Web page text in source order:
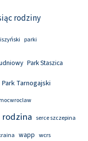
rodziny
parki
Park Staszica
Park Tarnogajski
rodzina serce szczepina
wapp wcrs